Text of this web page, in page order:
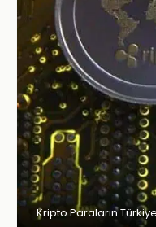
Kripto Paraların